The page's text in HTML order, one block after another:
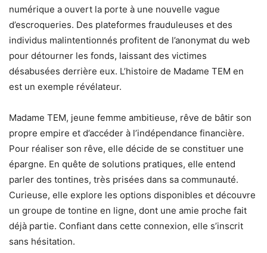
numérique a ouvert la porte à une nouvelle vague
d’escroqueries. Des plateformes frauduleuses et des
individus malintentionnés profitent de l’anonymat du web
pour détourner les fonds, laissant des victimes
désabusées derrière eux. L’histoire de Madame TEM en
est un exemple révélateur.
Madame TEM, jeune femme ambitieuse, rêve de bâtir son
propre empire et d’accéder à l’indépendance financière.
Pour réaliser son rêve, elle décide de se constituer une
épargne. En quête de solutions pratiques, elle entend
parler des tontines, très prisées dans sa communauté.
Curieuse, elle explore les options disponibles et découvre
un groupe de tontine en ligne, dont une amie proche fait
déjà partie. Confiant dans cette connexion, elle s’inscrit
sans hésitation.